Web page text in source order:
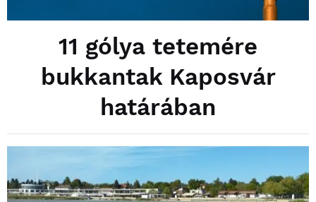
11 gólya tetemére
bukkantak Kaposvár
határában